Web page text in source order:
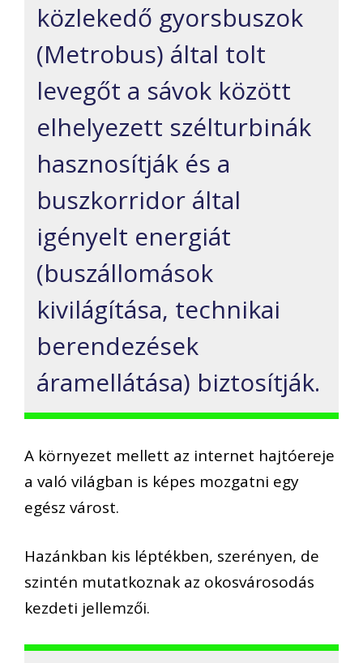
közlekedő gyorsbuszok
(Metrobus) által tolt
levegőt a sávok között
elhelyezett szélturbinák
hasznosítják és a
buszkorridor által
igényelt energiát
(buszállomások
kivilágítása, technikai
berendezések
áramellátása) biztosítják.
A környezet mellett az internet hajtóereje
a való világban is képes mozgatni egy
egész várost.
Hazánkban kis léptékben, szerényen, de
szintén mutatkoznak az okosvárosodás
kezdeti jellemzői.